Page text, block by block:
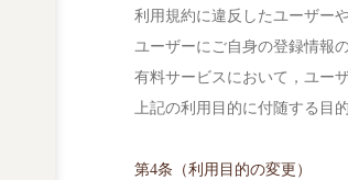
利用規約に違反したユーザー
ユーザーにご自身の登録情報
有料サービスにおいて，ユー
上記の利用目的に付随する目的
第4条（利用目的の変更）